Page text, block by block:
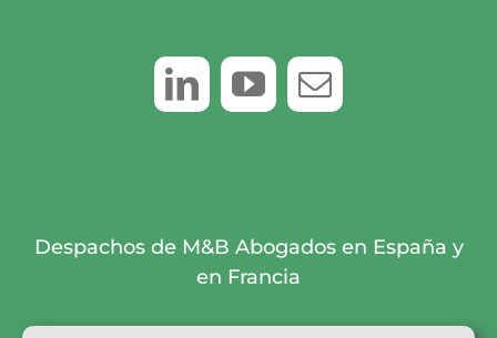
Despachos de M&B Abogados en España y
en Francia